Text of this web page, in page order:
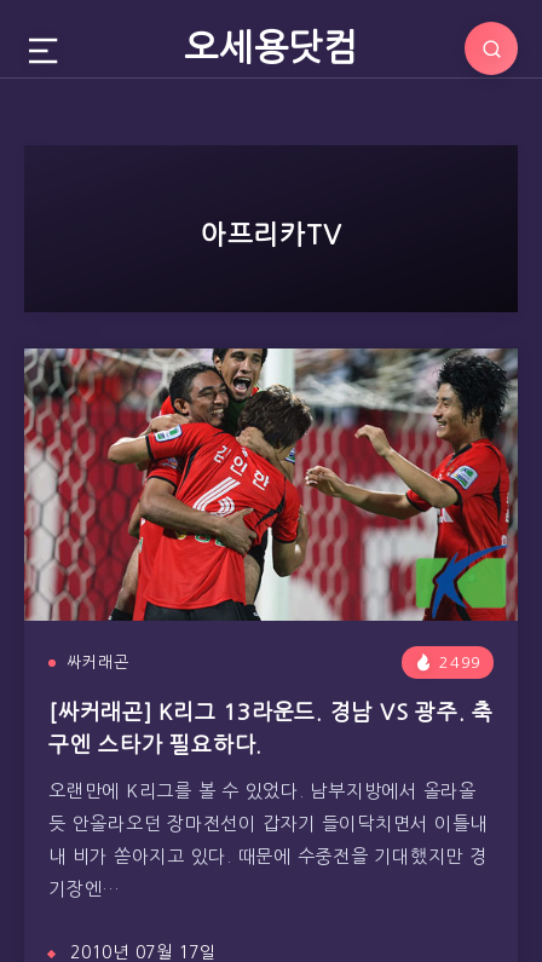
오세용닷컴
아프리카TV
싸커래곤 2499
[싸커래곤] K리그 13라운드. 경남 VS 광주. 축
구엔 스타가 필요하다.
오랜만에 K리그를 볼 수 있었다. 남부지방에서 올라올
듯 안올라오던 장마전선이 갑자기 들이닥치면서 이틀내
내 비가 쏟아지고 있다. 때문에 수중전을 기대했지만 경
기장엔…
2010년 07월 17일